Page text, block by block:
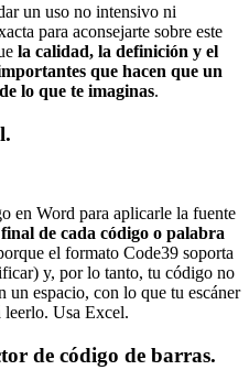
un uso no intensivo ni
para aconsejarte sobre este
la calidad, la definición y el
que hacen que un
lo que te imaginas.
en Word para aplicarle la fuente
de cada código o palabra
el formato Code39 soporta
y, por lo tanto, tu código no
un espacio, con lo que tu escáner
leerlo. Usa Excel.
de código de barras.